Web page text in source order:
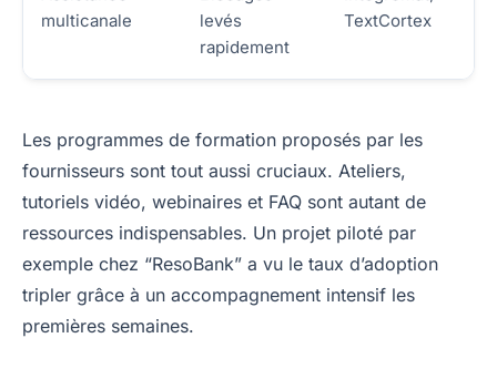
multicanale
levés
rapidement
TextCortex
Les programmes de formation proposés par les
fournisseurs sont tout aussi cruciaux. Ateliers,
tutoriels vidéo, webinaires et FAQ sont autant de
ressources indispensables. Un projet piloté par
exemple chez “ResoBank” a vu le taux d’adoption
tripler grâce à un accompagnement intensif les
premières semaines.